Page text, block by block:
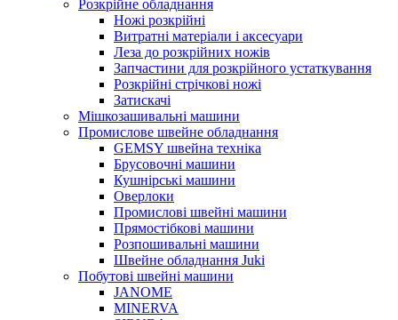
Розкрійне обладнання
Ножі розкрійні
Витратні матеріали і аксесуари
Леза до розкрійних ножів
Запчастини для розкрійного устаткування
Розкрійні стрічкові ножі
Затискачі
Мішкозашивальні машини
Промислове швейне обладнання
GEMSY швейна техніка
Брусовочні машини
Кушнірські машини
Оверлоки
Промислові швейні машини
Прямостібкові машини
Розпошивальні машини
Швейне обладнання Juki
Побутові швейні машини
JANOME
MINERVA